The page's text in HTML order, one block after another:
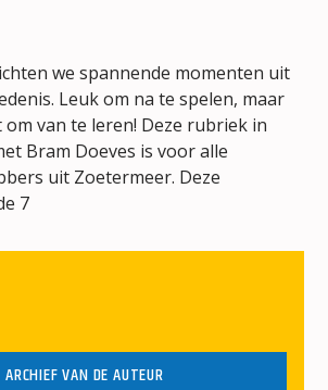
we spannende momenten uit
Leuk om na te spelen, maar
van te leren! Deze rubriek in
Bram Doeves is voor alle
uit Zoetermeer. Deze
7
ARCHIEF VAN DE AUTEUR